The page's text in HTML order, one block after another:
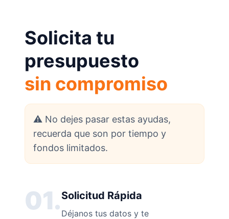
Solicita tu
presupuesto
sin compromiso
⚠️ No dejes pasar estas ayudas,
recuerda que son por tiempo y
fondos limitados.
01.Solicitud Rápida
Déjanos tus datos y te